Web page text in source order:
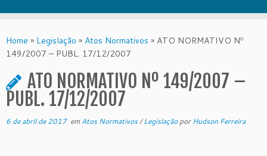
to
content
Home » Legislação » Atos Normativos » ATO NORMATIVO Nº
149/2007 – PUBL. 17/12/2007
ATO NORMATIVO Nº 149/2007 –
PUBL. 17/12/2007
6 de abril de 2017em Atos Normativos/LegislaçãoporHudson Ferreira